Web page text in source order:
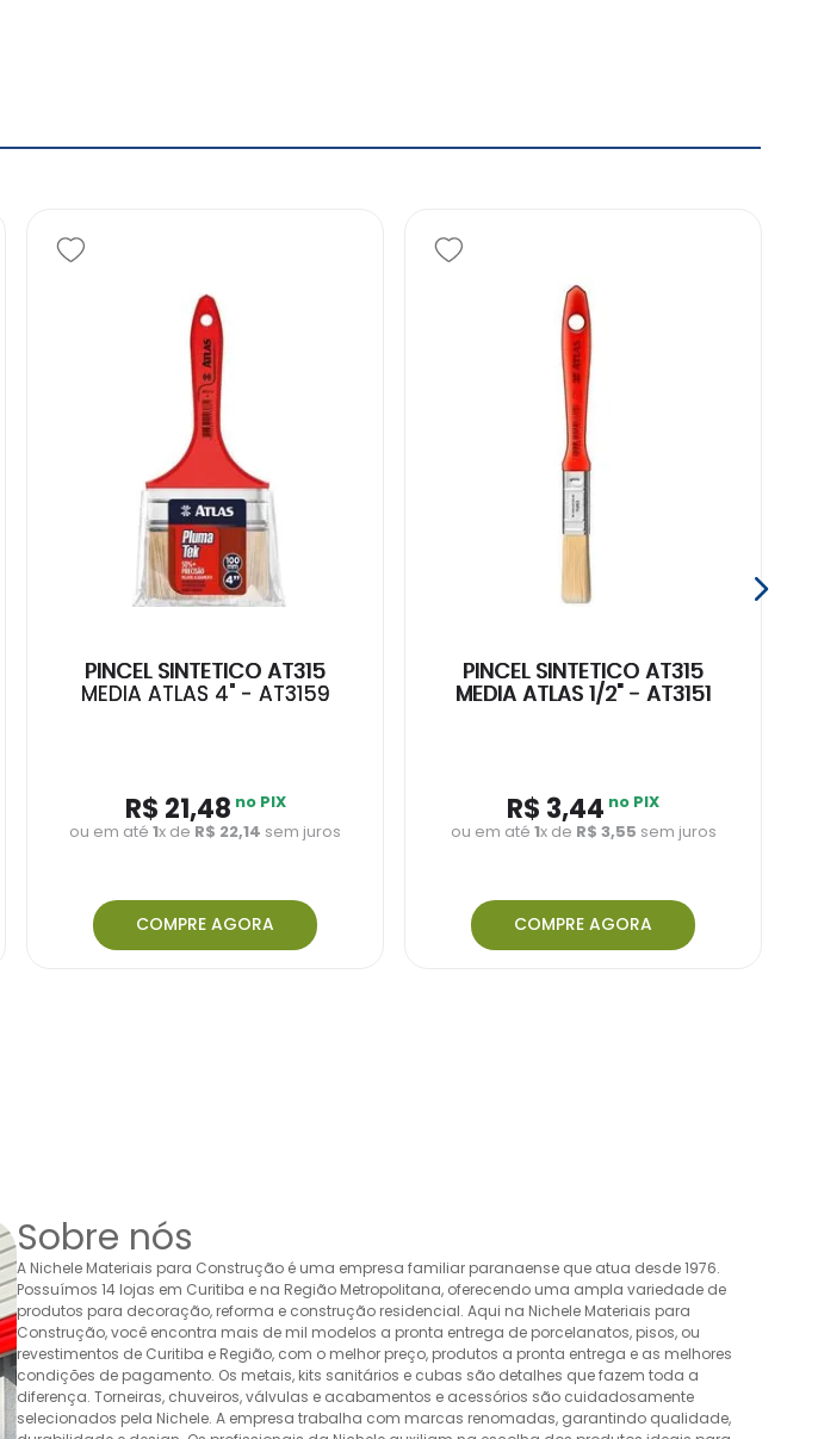
PINCEL SINTETICO AT315
MEDIA ATLAS 4" - AT3159
R$ 21,48 no PIX
ou em até1x de R$ 22,14 sem juros
COMPRE AGORA
PINCEL SINTETICO AT315
MEDIA ATLAS 1/2" - AT3151
R$ 3,44 no PIX
ou em até 1x de R$ 3,55 sem juros
COMPRE AGORA
Sobre nós
A Nichele Materiais para Construção é uma empresa familiar paranaense que atua desde 1976.
Possuímos 14 lojas em Curitiba e na Região Metropolitana, oferecendo uma ampla variedade de
produtos para decoração, reforma e construção residencial. Aqui na Nichele Materiais para
Construção, você encontra mais de mil modelos a pronta entrega de porcelanatos, pisos, ou
revestimentos de Curitiba e Região, com o melhor preço, produtos a pronta entrega e as melhores
condições de pagamento. Os metais, kits sanitários e cubas são detalhes que fazem toda a
diferença. Torneiras, chuveiros, válvulas e acabamentos e acessórios são cuidadosamente
selecionados pela Nichele. A empresa trabalha com marcas renomadas, garantindo qualidade,